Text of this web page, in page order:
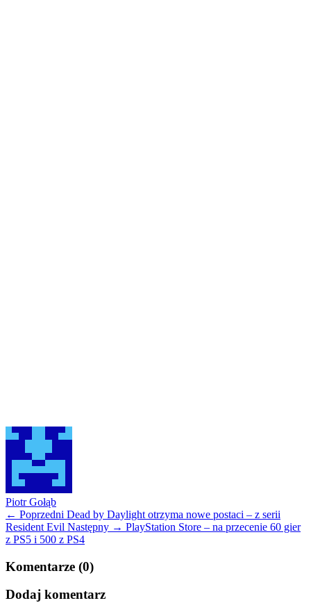
Piotr Gołąb
← Poprzedni Dead by Daylight otrzyma nowe postaci – z serii
Resident Evil Następny → PlayStation Store – na przecenie 60 gier
z PS5 i 500 z PS4
Komentarze (0)
Dodaj komentarz